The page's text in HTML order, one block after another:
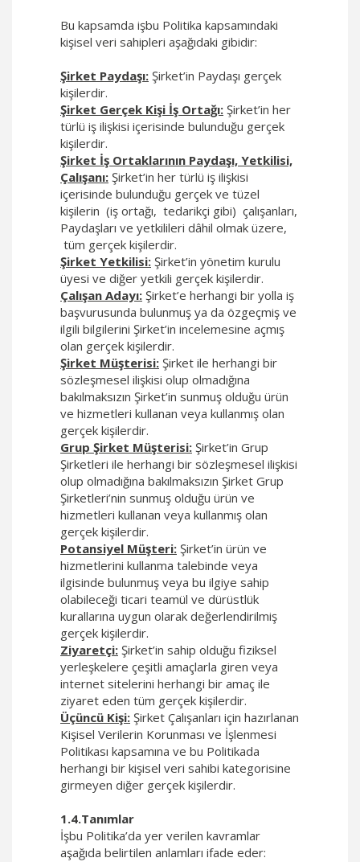
Bu kapsamda işbu Politika kapsamındaki
kişisel veri sahipleri aşağıdaki gibidir:
Şirket Paydaşı: Şirket’in Paydaşı gerçek
kişilerdir.
Şirket Gerçek Kişi İş Ortağı: Şirket’in her
türlü iş ilişkisi içerisinde bulunduğu gerçek
kişilerdir.
Şirket İş Ortaklarının Paydaşı, Yetkilisi,
Çalışanı: Şirket’in her türlü iş ilişkisi
içerisinde bulunduğu gerçek ve tüzel
kişilerin (iş ortağı, tedarikçi gibi) çalışanları,
Paydaşları ve yetkilileri dâhil olmak üzere,
tüm gerçek kişilerdir.
Şirket Yetkilisi: Şirket’in yönetim kurulu
üyesi ve diğer yetkili gerçek kişilerdir.
Çalışan Adayı: Şirket’e herhangi bir yolla iş
başvurusunda bulunmuş ya da özgeçmiş ve
ilgili bilgilerini Şirket’in incelemesine açmış
olan gerçek kişilerdir.
Şirket Müşterisi: Şirket ile herhangi bir
sözleşmesel ilişkisi olup olmadığına
bakılmaksızın Şirket’in sunmuş olduğu ürün
ve hizmetleri kullanan veya kullanmış olan
gerçek kişilerdir.
Grup Şirket Müşterisi: Şirket’in Grup
Şirketleri ile herhangi bir sözleşmesel ilişkisi
olup olmadığına bakılmaksızın Şirket Grup
Şirketleri’nin sunmuş olduğu ürün ve
hizmetleri kullanan veya kullanmış olan
gerçek kişilerdir.
Potansiyel Müşteri: Şirket’in ürün ve
hizmetlerini kullanma talebinde veya
ilgisinde bulunmuş veya bu ilgiye sahip
olabileceği ticari teamül ve dürüstlük
kurallarına uygun olarak değerlendirilmiş
gerçek kişilerdir.
Ziyaretçi: Şirket’in sahip olduğu fiziksel
yerleşkelere çeşitli amaçlarla giren veya
internet sitelerini herhangi bir amaç ile
ziyaret eden tüm gerçek kişilerdir.
Üçüncü Kişi: Şirket Çalışanları için hazırlanan
Kişisel Verilerin Korunması ve İşlenmesi
Politikası kapsamına ve bu Politikada
herhangi bir kişisel veri sahibi kategorisine
girmeyen diğer gerçek kişilerdir.
1.4.Tanımlar
İşbu Politika’da yer verilen kavramlar
aşağıda belirtilen anlamları ifade eder: